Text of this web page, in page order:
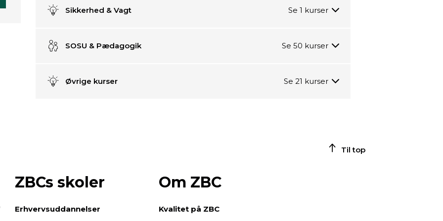
Sikkerhed & Vagt
SOSU & Pædagogik
Øvrige kurser
Til top
ZBCs skoler
Erhvervsuddannelser
Om ZBC
Kvalitet på ZBC